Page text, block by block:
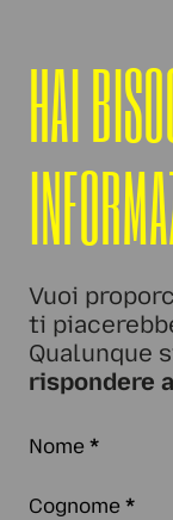
HAI
Vuoi
ti
Qualunque
rispondere
Nome *
Cognome *